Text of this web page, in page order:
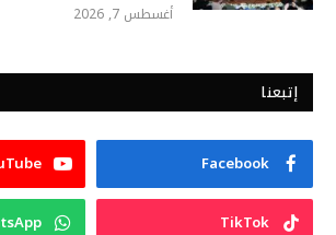
أغسطس 7, 2026
إتبعنا
Facebook
TikTok